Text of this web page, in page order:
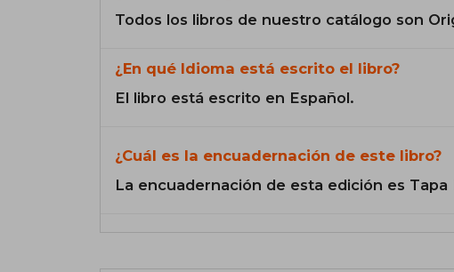
Todos los libros de nuestro catálogo son
¿En qué Idioma está escrito el libro?
El libro está escrito en Español.
¿Cuál es la encuadernación de este libro?
La encuadernación de esta edición es Tapa